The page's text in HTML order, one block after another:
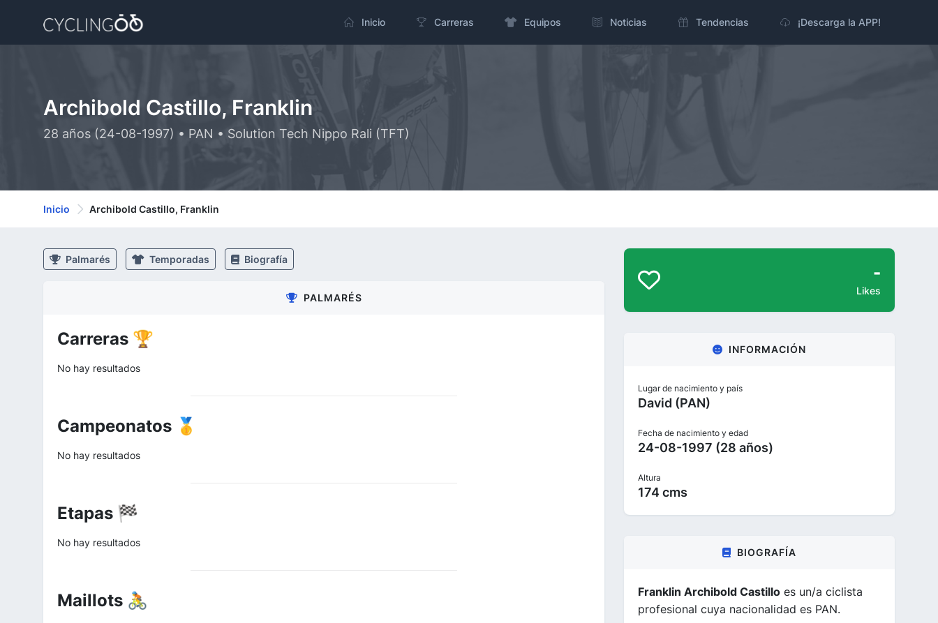
Inicio Carreras Equipos Noticias Tendencias ¡Descarga la APP!
Archibold Castillo, Franklin
28 años (24-08-1997) • PAN • Solution Tech Nippo Rali (TFT)
Inicio Archibold Castillo, Franklin
Palmarés Temporadas Biografía
PALMARÉS
Carreras 🏆
No hay resultados
Campeonatos 🥇
No hay resultados
Etapas 🏁
No hay resultados
Maillots 🚴
-
Likes
INFORMACIÓN
Lugar de nacimiento y país
David (PAN)
Fecha de nacimiento y edad
24-08-1997 (28 años)
Altura
174 cms
BIOGRAFÍA
Franklin Archibold Castillo es un/a ciclista
profesional cuya nacionalidad es PAN.